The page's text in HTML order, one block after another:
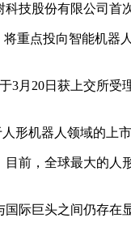
技股份有限公司首
重点投向智能机
3月20日获上交所
形机器人领域的上
前，全球最大的
际巨头之间仍存在